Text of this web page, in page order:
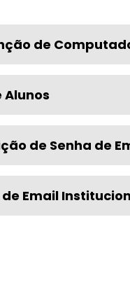
de
Alunos
de Senha de
Email